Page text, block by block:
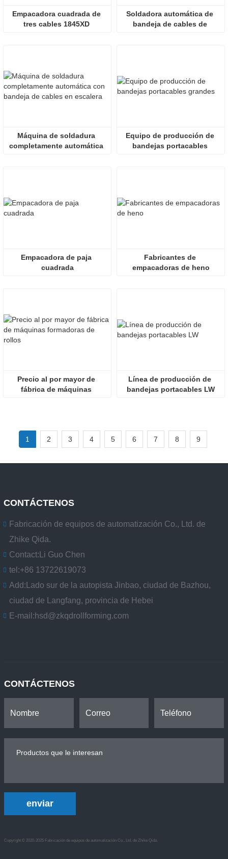
Empacadora cuadrada de
tres cables 1845XD
Soldadora automática de
bandeja de cables de
Máquina de soldadura
completamente automática
Equipo de producción de
bandejas portacables
Empacadora de paja
cuadrada
Fabricantes de
empacadoras de heno
Precio al por mayor de
fábrica de máquinas
Línea de producción de
bandejas portacables LW
1 2 3 4 5 6 7 8 9
CONTÁCTENOS
Fabricación de equipos de automatización Co., Ltd. de
Zhike Qida.
Contact: Li Guo Chen
tel:+86 13722619073
Add: Lado sur de la autopista Jinbao, ciudad de Bazhou,
ciudad de Langfang, provincia de Hebei
E-mail: hsd@zkqdrollforming.com
CONTÁCTENOS
enviar
Copyright © 2020-2025 Fabricación de equipos de automatización Co., Ltd. de Zhike Qida.